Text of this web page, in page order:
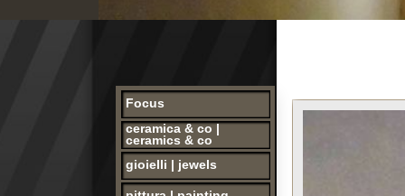
ceramica & co |
ceramics & co
gioielli | jewels
pittura | painting
opere storiche |
collectibles